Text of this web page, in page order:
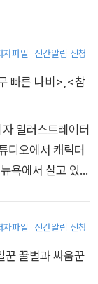
일 밤 잠을 거부하
잠자기 싫어하는
들은 밤의 고요함
올리며 즐겁게 잠
자파일 신간알림 신청
빠른 나비> <참
일러스트레이터
디오에서 캐릭터
욕에서 살고 있으
《포기가 너무 빠
자파일 신간알림 신청
꾼 꿀벌과 싸움꾼